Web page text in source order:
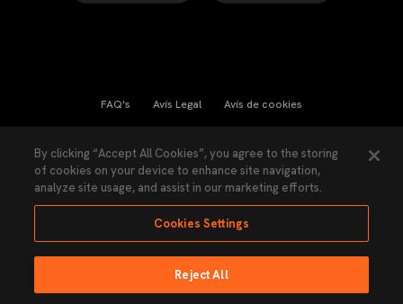
FAQ's Avís Legal Avís de cookies
Llei de Transparència Política de Privacitat
Accessibilitat
Ninguna parte de esta página puede ser reproducida sin el permiso del Valencia
By clicking “Accept All Cookies”, you agree to the storing
of cookies on your device to enhance site navigation,
analyze site usage, and assist in our marketing efforts.
Cookies Settings
Reject All